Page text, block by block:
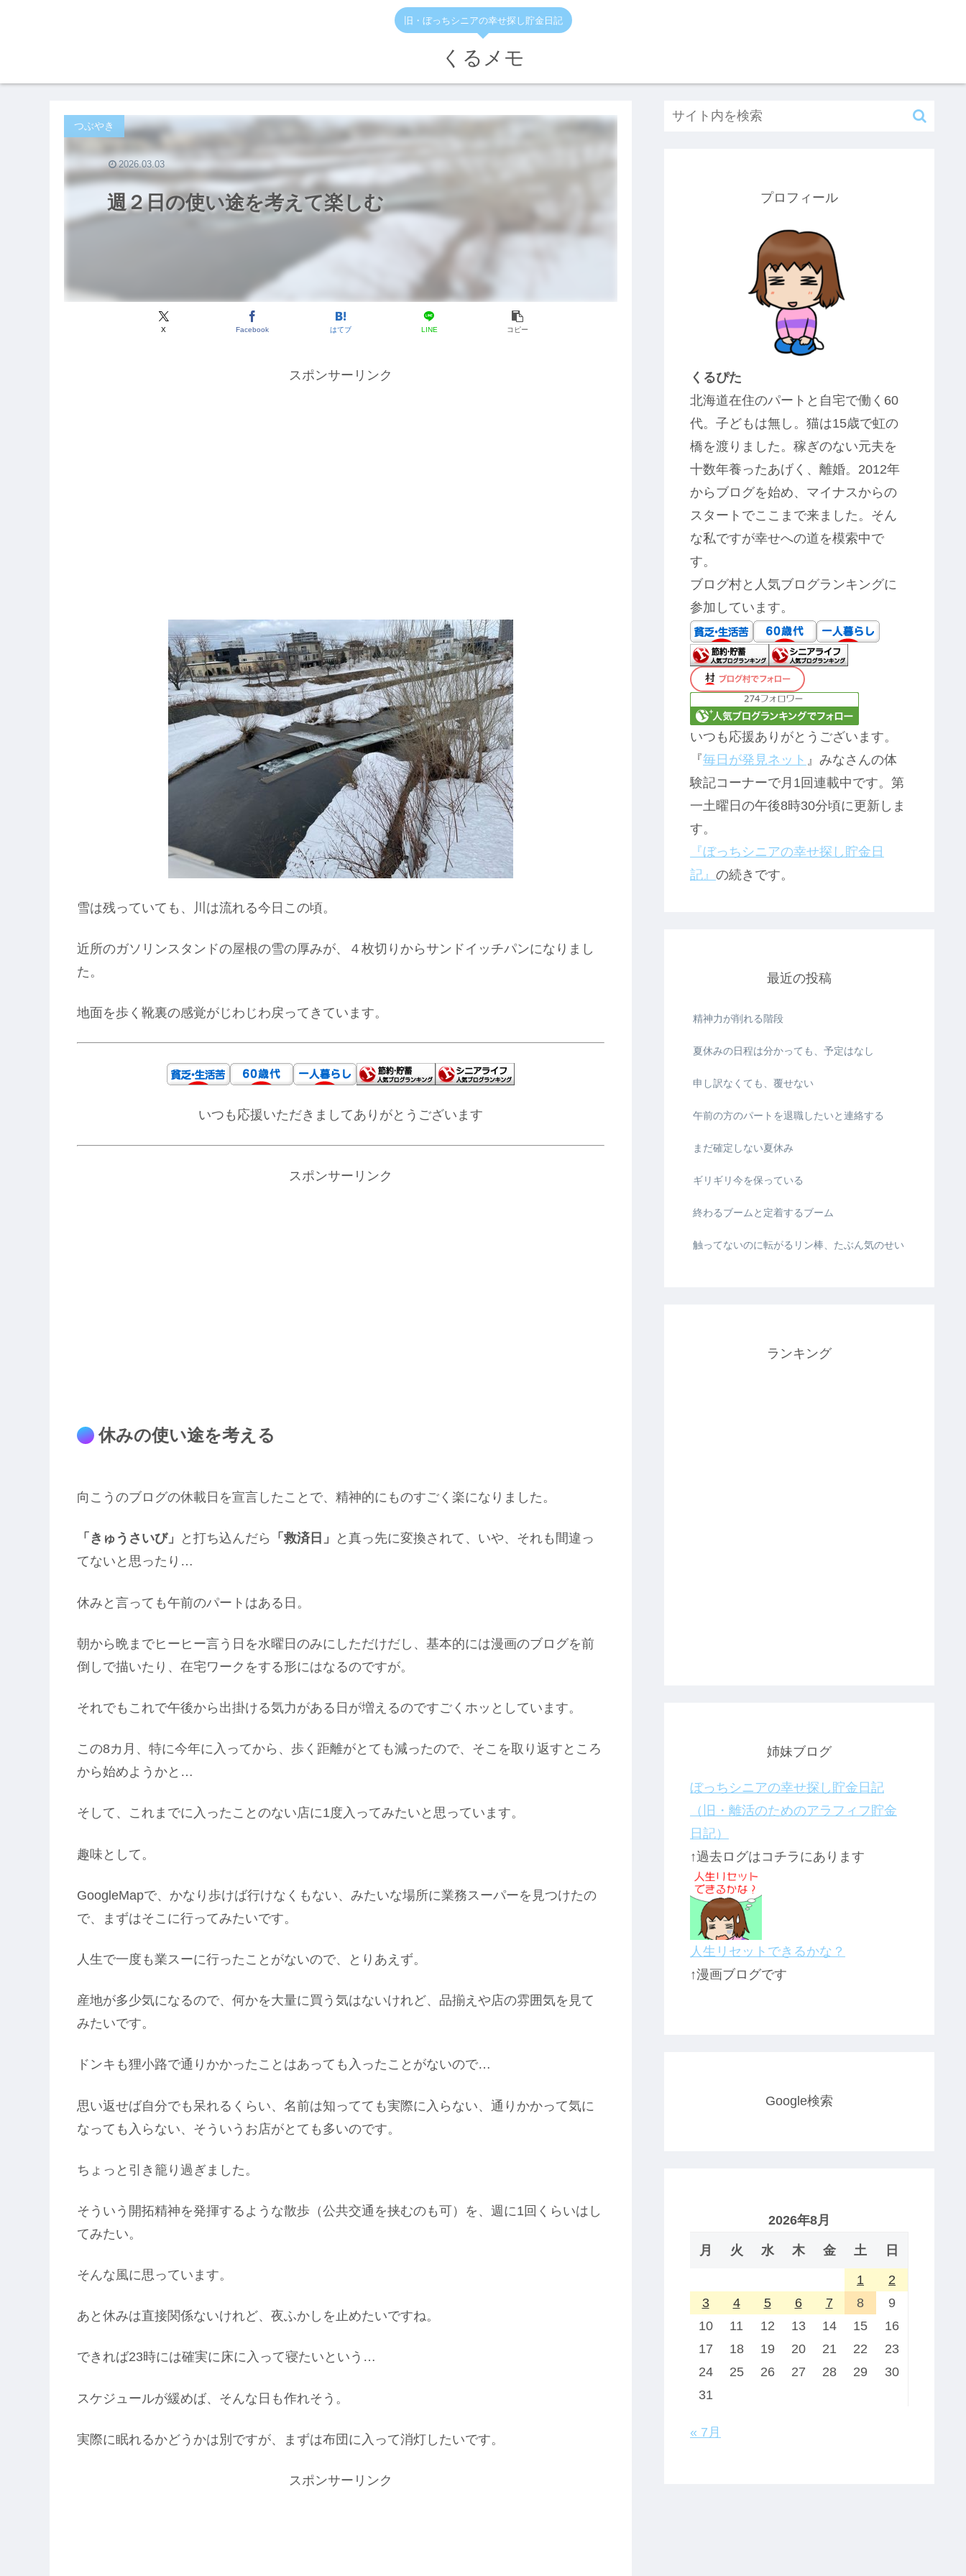
旧・ぼっちシニアの幸せ探し貯金日記
くるメモ
週２日の使い途を考えて楽しむ
つぶやき
X Facebook はてブ LINE コピー
2026.03.03
スポンサーリンク
雪は残っていても、川は流れる今日この頃。
近所のガソリンスタンドの屋根の雪の厚みが、４枚切りからサンドイッチパンになりまし
た。
地面を歩く靴裏の感覚がじわじわ戻ってきています。
いつも応援いただきましてありがとうございます
スポンサーリンク
休みの使い途を考える
向こうのブログの休載日を宣言したことで、精神的にものすごく楽になりました。
「きゅうさいび」 と打ち込んだら 「救済日」
と真っ先に変換されて、いや、それも間違っ
てないと思ったり…
休みと言っても午前のパートはある日。
朝から晩までヒーヒー言う日を水曜日のみにしただけだし、基本的には漫画のブログを前
倒しで描いたり、在宅ワークをする形にはなるのですが。
それでもこれで午後から出掛ける気力がある日が増えるのですごくホッとしています。
この8カ月、特に今年に入ってから、歩く距離がとても減ったので、そこを取り返すところ
から始めようかと…
そして、これまでに入ったことのない店に1度入ってみたいと思っています。
趣味として。
GoogleMapで、かなり歩けば行けなくもない、みたいな場所に業務スーパーを見つけたの
で、まずはそこに行ってみたいです。
人生で一度も業スーに行ったことがないので、とりあえず。
産地が多少気になるので、何かを大量に買う気はないけれど、品揃えや店の雰囲気を見て
みたいです。
ドンキも狸小路で通りかかったことはあっても入ったことがないので…
思い返せば自分でも呆れるくらい、名前は知ってても実際に入らない、通りかかって気に
なっても入らない、そういうお店がとても多いのです。
ちょっと引き籠り過ぎました。
そういう開拓精神を発揮するような散歩（公共交通を挟むのも可）を、週に1回くらいはし
てみたい。
そんな風に思っています。
あと休みは直接関係ないけれど、夜ふかしを止めたいですね。
できれば23時には確実に床に入って寝たいという…
スケジュールが緩めば、そんな日も作れそう。
実際に眠れるかどうかは別ですが、まずは布団に入って消灯したいです。
スポンサーリンク
プロフィール
くるぴた
北海道在住のパートと自宅で働く60
代。子どもは無し。猫は15歳で虹の
橋を渡りました。稼ぎのない元夫を
十数年養ったあげく、離婚。2012年
からブログを始め、マイナスからの
スタートでここまで来ました。そん
な私ですが幸せへの道を模索中で
す。
ブログ村と人気ブログランキングに
参加しています。
いつも応援ありがとうございます。
『毎日が発見ネット 』みなさんの体
験記コーナーで月1回連載中です。第
一土曜日の午後8時30分頃に更新しま
す。
『ぼっちシニアの幸せ探し貯金日
記』 の続きです。
最近の投稿
精神力が削れる階段
夏休みの日程は分かっても、予定はなし
申し訳なくても、覆せない
午前の方のパートを退職したいと連絡する
まだ確定しない夏休み
ギリギリ今を保っている
終わるブームと定着するブーム
触ってないのに転がるリン棒、たぶん気のせい
ランキング
姉妹ブログ
ぼっちシニアの幸せ探し貯金日記
（旧・離活のためのアラフィフ貯金
日記）
↑過去ログはコチラにあります
人生リセットできるかな？
↑漫画ブログです
Google検索
2026年8月
月 火 水 木 金 土 日
1
2
3
4 5 6 7 8
9
10
11 12 13 14 15
16
17
18 19 20 21 22
23
24
25 26 27 28 29
30
31
« 7月